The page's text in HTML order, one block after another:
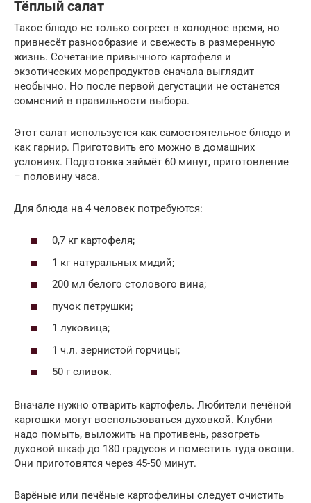
Тёплый салат
Такое блюдо не только согреет в холодное время, но
привнесёт разнообразие и свежесть в размеренную
жизнь. Сочетание привычного картофеля и
экзотических морепродуктов сначала выглядит
необычно. Но после первой дегустации не останется
сомнений в правильности выбора.
Этот салат используется как самостоятельное блюдо и
как гарнир. Приготовить его можно в домашних
условиях. Подготовка займёт 60 минут, приготовление
– половину часа.
Для блюда на 4 человек потребуются:
0,7 кг картофеля;
1 кг натуральных мидий;
200 мл белого столового вина;
пучок петрушки;
1 луковица;
1 ч.л. зернистой горчицы;
50 г сливок.
Вначале нужно отварить картофель. Любители печёной
картошки могут воспользоваться духовкой. Клубни
надо помыть, выложить на противень, разогреть
духовой шкаф до 180 градусов и поместить туда овощи.
Они приготовятся через 45-50 минут.
Варёные или печёные картофелины следует очистить